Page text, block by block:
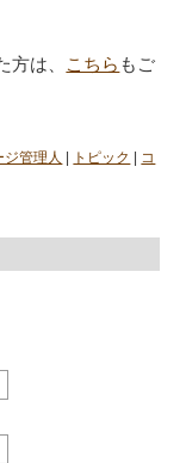
方は、 こちら もご
ジ管理人 トピック
コ